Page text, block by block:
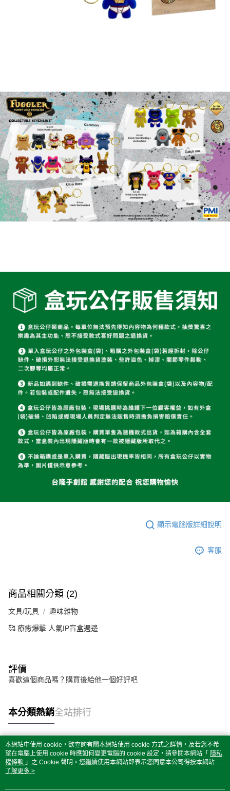
https://aftee.tw/terms/#terms3
３．未成年的使用者請事先徵得法定代理人或監護人之同意方可使用
顯示電腦版詳細說明
客服
商品相關分類 (2)
文具/玩具 趣味雜物
🥰 療癒爆擊 人氣IP盲盒週邊
評價
喜歡這個商品嗎？購買後給他一個好評吧
本分類熱銷全站排行
熱門標籤
本網站中使用 cookie，欲查詢有關本網站使用 cookie 方式之詳情，及若您不希
望在電腦上使用 cookie 時應如何變更電腦的 cookie 設定，請參閱本網站「 隱私
權條款 」之 Cookie 聲明。您繼續使用本網站即表示您同意本公司得按本網站使
用條款之 Cookie 聲明使用 cookie。
了解更多 >